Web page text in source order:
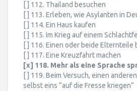
[ ] 112. Thailand besuchen
[ ] 113. Erleben, wie Asylanten in
[ ] 114. Ein Haus kaufen
[ ] 115. Im Krieg auf einem
[ ] 116. Einen oder beide Elternteile
[ ] 117. Eine Kreuzfahrt machen
[x] 118. Mehr als eine Sprache
[ ] 119. Beim Versuch, einen
selbst eins “auf die Fresse kriegen”